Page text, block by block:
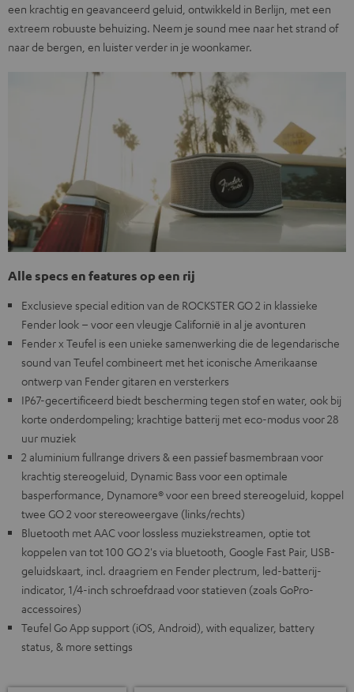
een krachtig en geavanceerd geluid, ontwikkeld in Berlijn, met een
extreem robuuste behuizing. Neem je sound mee naar het strand of
naar de bergen, en luister verder in je woonkamer.
Alle specs en features op een rij
Exclusieve special edition van de ROCKSTER GO 2 in klassieke
Fender look – voor een vleugje Californië in al je avonturen
Fender x Teufel is een unieke samenwerking die de legendarische
sound van Teufel combineert met het iconische Amerikaanse
ontwerp van Fender gitaren en versterkers
IP67-gecertificeerd biedt bescherming tegen stof en water, ook bij
korte onderdompeling; krachtige batterij met eco-modus voor 28
uur muziek
2 aluminium fullrange drivers & een passief basmembraan voor
krachtig stereogeluid, Dynamic Bass voor een optimale
basperformance, Dynamore® voor een breed stereogeluid, koppel
twee GO 2 voor stereoweergave (links/rechts)
Bluetooth met AAC voor lossless muziekstreamen, optie tot
koppelen van tot 100 GO 2's via bluetooth, Google Fast Pair, USB-
geluidskaart, incl. draagriem en Fender plectrum, led-batterij-
indicator, 1/4-inch schroefdraad voor statieven (zoals GoPro-
accessoires)
Teufel Go App support (iOS, Android), with equalizer, battery
status, & more settings